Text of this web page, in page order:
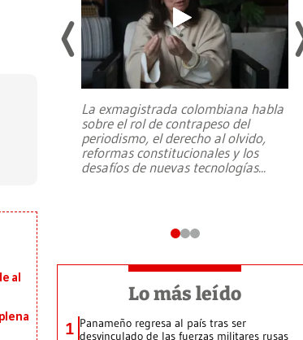
al
La exmagistrada colombiana habla
sobre el rol de contrapeso del
periodismo, el derecho al olvido,
reformas constitucionales y los
desafíos de nuevas tecnologías...
Lo más leído
1 Panameño regresa al país tras ser
desvinculado de las fuerzas militares rusas